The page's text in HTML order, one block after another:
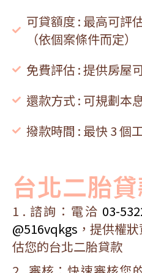
可貸額度 : 最高可評
（依個案條件而定）
免費評估 : 提供房屋
還款方式 : 可規劃本
撥款時間 : 最快 3 個
台北二胎
1 . 諮詢：電洽 03-
@516vqkgs ，提供權
估您的台北二胎貸款